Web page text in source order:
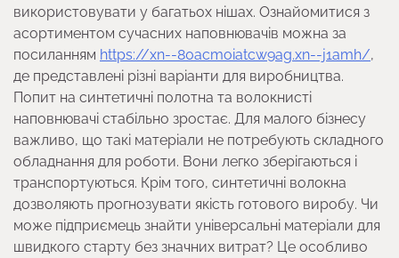
використовувати у багатьох нішах. Ознайомитися з
асортиментом сучасних наповнювачів можна за
посиланням https://xn--80acmoiatcw9ag.xn--j1amh/,
де представлені різні варіанти для виробництва.
Попит на синтетичні полотна та волокнисті
наповнювачі стабільно зростає. Для малого бізнесу
важливо, що такі матеріали не потребують складного
обладнання для роботи. Вони легко зберігаються і
транспортуються. Крім того, синтетичні волокна
дозволяють прогнозувати якість готового виробу. Чи
може підприємець знайти універсальні матеріали для
швидкого старту без значних витрат? Це особливо